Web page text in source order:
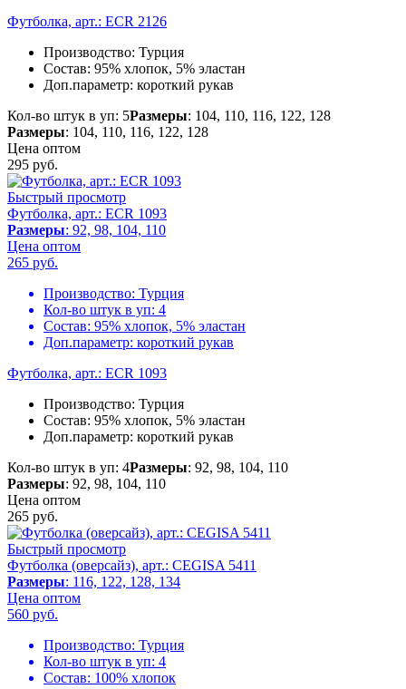
Футболка, арт.: ECR 2126
Производство: Турция
Состав: 95% хлопок, 5% эластан
Доп.параметр: короткий рукав
Кол-во штук в уп: 5Размеры: 104, 110, 116, 122, 128
Размеры: 104, 110, 116, 122, 128
Цена оптом
295 руб.
Быстрый просмотр
Футболка, арт.: ECR 1093
Размеры: 92, 98, 104, 110
Цена оптом
265 руб.
Производство: Турция
Кол-во штук в уп: 4
Состав: 95% хлопок, 5% эластан
Доп.параметр: короткий рукав
Футболка, арт.: ECR 1093
Производство: Турция
Состав: 95% хлопок, 5% эластан
Доп.параметр: короткий рукав
Кол-во штук в уп: 4Размеры: 92, 98, 104, 110
Размеры: 92, 98, 104, 110
Цена оптом
265 руб.
Быстрый просмотр
Футболка (оверсайз), арт.: CEGISA 5411
Размеры: 116, 122, 128, 134
Цена оптом
560 руб.
Производство: Турция
Кол-во штук в уп: 4
Состав: 100% хлопок